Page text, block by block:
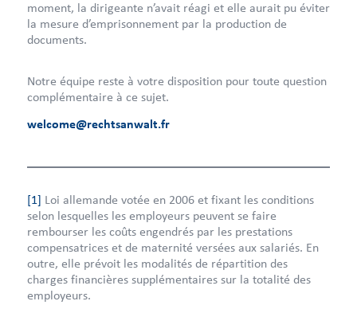
moment, la dirigeante n’avait réagi et elle aurait pu éviter
la mesure d’emprisonnement par la production de
documents.
Notre équipe reste à votre disposition pour toute question
complémentaire à ce sujet.
welcome@rechtsanwalt.fr
[1] Loi allemande votée en 2006 et fixant les conditions
selon lesquelles les employeurs peuvent se faire
rembourser les coûts engendrés par les prestations
compensatrices et de maternité versées aux salariés. En
outre, elle prévoit les modalités de répartition des
charges financières supplémentaires sur la totalité des
employeurs.